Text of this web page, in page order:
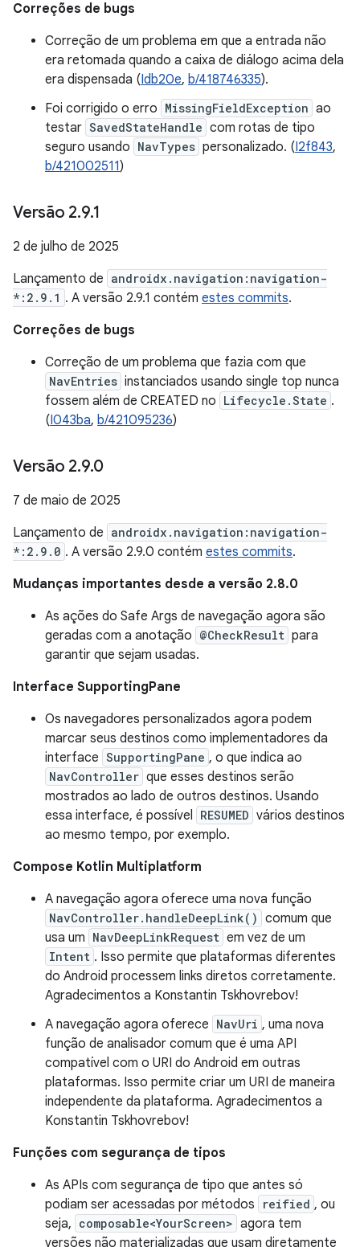
Correções de bugs
Correção de um problema em que a entrada não
era retomada quando a caixa de diálogo acima dela
era dispensada (Idb20e, b/418746335).
Foi corrigido o erro MissingFieldException ao
testar SavedStateHandle com rotas de tipo
seguro usando NavTypes personalizado. (I2f843,
b/421002511)
Versão 2.9.1
2 de julho de 2025
Lançamento de androidx.navigation:navigation-
*:2.9.1 . A versão 2.9.1 contém estes commits.
Correções de bugs
Correção de um problema que fazia com que
NavEntries instanciados usando single top nunca
fossem além de CREATED no Lifecycle.State .
(I043ba, b/421095236)
Versão 2.9.0
7 de maio de 2025
Lançamento de androidx.navigation:navigation-
*:2.9.0 . A versão 2.9.0 contém estes commits.
Mudanças importantes desde a versão 2.8.0
As ações do Safe Args de navegação agora são
geradas com a anotação @CheckResult para
garantir que sejam usadas.
Interface SupportingPane
Os navegadores personalizados agora podem
marcar seus destinos como implementadores da
interface SupportingPane , o que indica ao
NavController que esses destinos serão
mostrados ao lado de outros destinos. Usando
essa interface, é possível RESUMED vários destinos
ao mesmo tempo, por exemplo.
Compose Kotlin Multiplatform
A navegação agora oferece uma nova função
NavController.handleDeepLink() comum que
usa um NavDeepLinkRequest em vez de um
Intent . Isso permite que plataformas diferentes
do Android processem links diretos corretamente.
Agradecimentos a Konstantin Tskhovrebov!
A navegação agora oferece NavUri , uma nova
função de analisador comum que é uma API
compatível com o URI do Android em outras
plataformas. Isso permite criar um URI de maneira
independente da plataforma. Agradecimentos a
Konstantin Tskhovrebov!
Funções com segurança de tipos
As APIs com segurança de tipo que antes só
podiam ser acessadas por métodos
reified , ou
seja, composable<YourScreen> agora tem
versões não materializadas que usam diretamente